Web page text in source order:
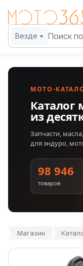
Везде
МОТО-
Каталог
из
Запчасти,
для эндуро,
98 946
товаров
Магазин